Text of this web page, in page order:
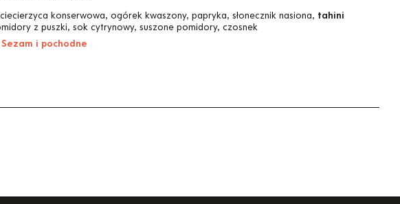
ciecierzyca konserwowa, ogórek kwaszony, papryka, słonecznik nasiona, tahini
z puszki, sok cytrynowy, suszone pomidory, czosnek
Sezam i pochodne